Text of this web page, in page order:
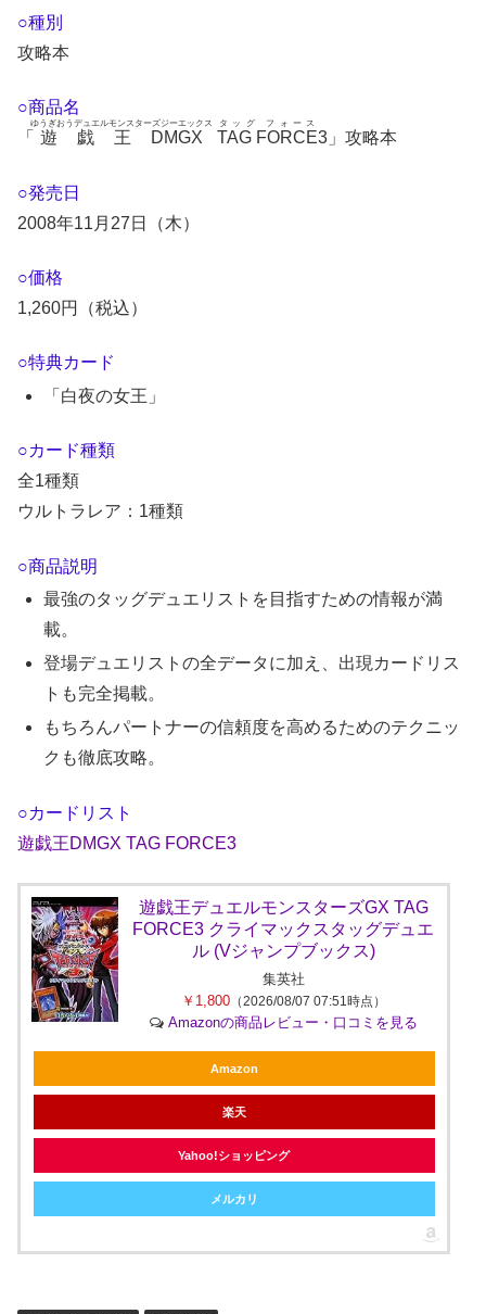
○種別
攻略本
○商品名
「
遊戯王DMGX
ゆうぎおうデュエルモンスターズジーエックス
TAG FORCE
タッグ フォース
3」攻略本
○発売日
2008年11月27日（木）
○価格
1,260円（税込）
○特典カード
「白夜の女王」
○カード種類
全1種類
ウルトラレア：1種類
○商品説明
最強のタッグデュエリストを目指すための情報が満
載。
登場デュエリストの全データに加え、出現カードリス
トも完全掲載。
もちろんパートナーの信頼度を高めるためのテクニッ
クも徹底攻略。
○カードリスト
遊戯王DMGX TAG FORCE3
遊戯王デュエルモンスターズGX TAG
FORCE3 クライマックスタッグデュエ
ル (Vジャンプブックス)
集英社
￥1,800（2026/08/07 07:51時点）
Amazonの商品レビュー・口コミを見る
Amazon
楽天
Yahoo!ショッピング
メルカリ